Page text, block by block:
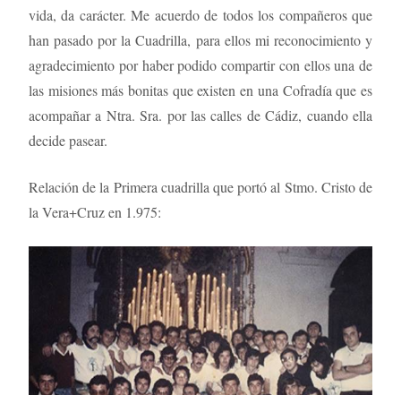
vida, da carácter. Me acuerdo de todos los compañeros que
han pasado por la Cuadrilla, para ellos mi reconocimiento y
agradecimiento por haber podido compartir con ellos una de
las misiones más bonitas que existen en una Cofradía que es
acompañar a Ntra. Sra. por las calles de Cádiz, cuando ella
decide pasear.
Relación de la Primera cuadrilla que portó al Stmo. Cristo de
la Vera+Cruz en 1.975: